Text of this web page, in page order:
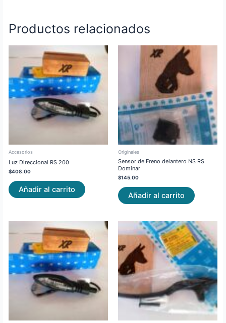
Productos relacionados
Accesorios
Luz Direccional RS 200
$408.00
Añadir al carrito
Originales
Sensor de Freno delantero NS RS
Dominar
$145.00
Añadir al carrito